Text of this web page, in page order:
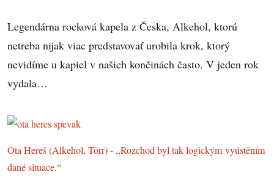
Legendárna rocková kapela z Česka, Alkehol, ktorú
netreba nijak viac predstavovať urobila krok, ktorý
nevidíme u kapiel v našich končinách často. V jeden rok
vydala…
Ota Hereš (Alkehol, Törr) - ,,Rozchod byl tak logickým vyústěním
dané situace.“